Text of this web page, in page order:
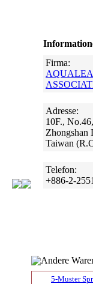
Firma:
Adresse:
10F.,
Zhongshan
Taiwan
Telefon:
+886-2-
Andere
5-Muster